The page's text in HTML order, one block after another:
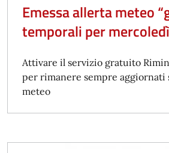
Emessa allerta meteo
temporali per
Attivare il servizio gratuito
per rimanere sempre aggiornati
meteo